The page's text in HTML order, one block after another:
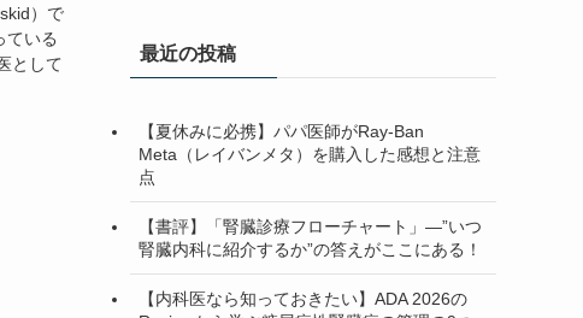
）で
ている
として
(1)
(10)
(1)
(1)
(1)
(4)
(7)
(2)
(3)
(1)
(1)
(5)
(2)
最近の投稿
【夏休みに必携】パパ医師がRay-Ban
Meta（レイバンメタ）を購入した感想と注意
点
【書評】「腎臓診療フローチャート」—”いつ
腎臓内科に紹介するか”の答えがここにある！
【内科医なら知っておきたい】ADA 2026の